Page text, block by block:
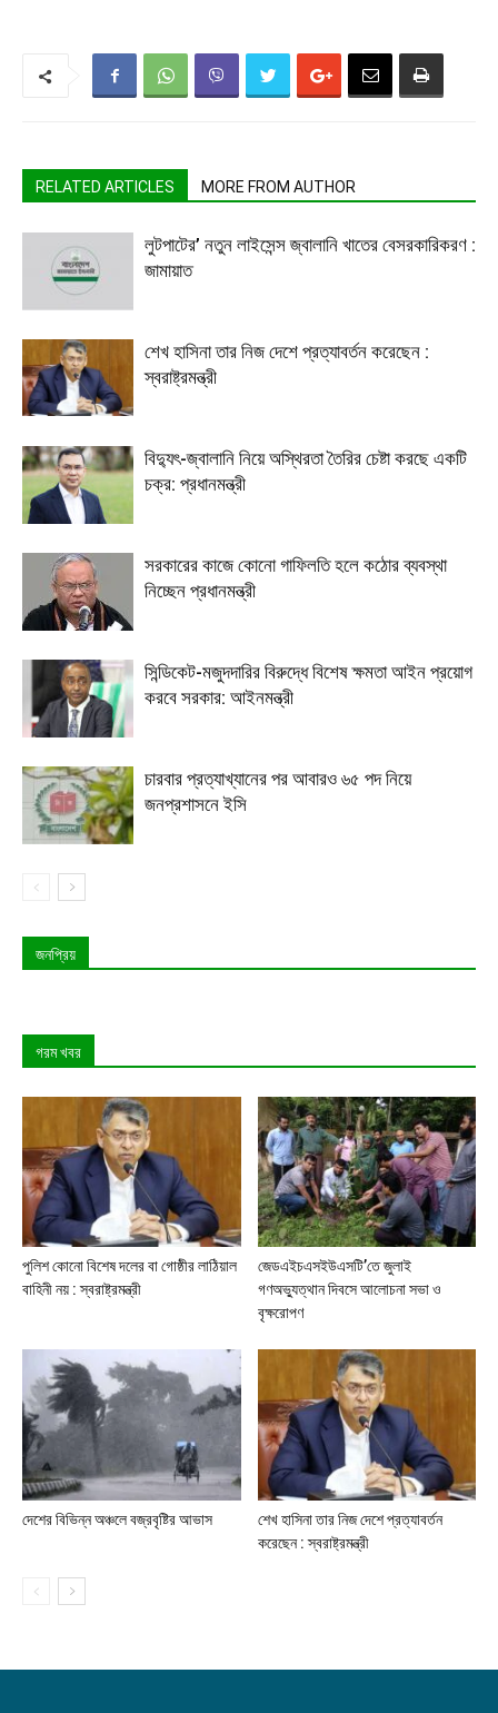
RELATED ARTICLES MORE FROM AUTHOR
লুটপাটের’ নতুন লাইসেন্স জ্বালানি খাতের বেসরকারিকরণ :
জামায়াত
শেখ হাসিনা তার নিজ দেশে প্রত্যাবর্তন করেছেন :
স্বরাষ্ট্রমন্ত্রী
বিদ্যুৎ-জ্বালানি নিয়ে অস্থিরতা তৈরির চেষ্টা করছে একটি
চক্র: প্রধানমন্ত্রী
সরকারের কাজে কোনো গাফিলতি হলে কঠোর ব্যবস্থা
নিচ্ছেন প্রধানমন্ত্রী
সিন্ডিকেট-মজুদদারির বিরুদ্ধে বিশেষ ক্ষমতা আইন প্রয়োগ
করবে সরকার: আইনমন্ত্রী
চারবার প্রত্যাখ্যানের পর আবারও ৬৫ পদ নিয়ে
জনপ্রশাসনে ইসি
জনপ্রিয়
গরম খবর
পুলিশ কোনো বিশেষ দলের বা গোষ্ঠীর লাঠিয়াল
বাহিনী নয় : স্বরাষ্ট্রমন্ত্রী
জেডএইচএসইউএসটি’তে জুলাই
গণঅভ্যুত্থান দিবসে আলোচনা সভা ও
বৃক্ষরোপণ
দেশের বিভিন্ন অঞ্চলে বজ্রবৃষ্টির আভাস
শেখ হাসিনা তার নিজ দেশে প্রত্যাবর্তন
করেছেন : স্বরাষ্ট্রমন্ত্রী